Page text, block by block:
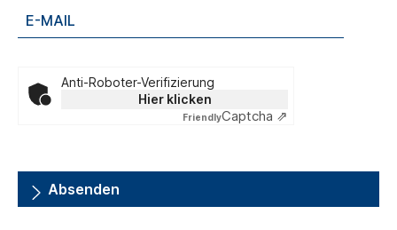
Anti-Roboter-Verifizierung
Hier klicken
FriendlyCaptcha ⇗
Absenden